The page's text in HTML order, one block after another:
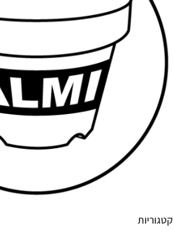
קטגוריות